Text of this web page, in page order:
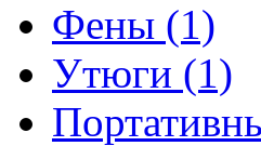
Фены (1)
Утюги (1)